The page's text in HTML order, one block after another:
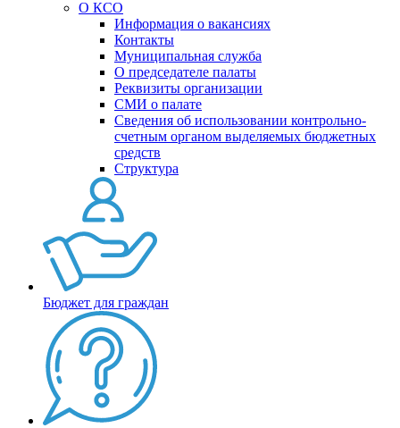
О КСО
Информация о вакансиях
Контакты
Муниципальная служба
О председателе палаты
Реквизиты организации
СМИ о палате
Сведения об использовании контрольно-
счетным органом выделяемых бюджетных
средств
Структура
Бюджет для граждан